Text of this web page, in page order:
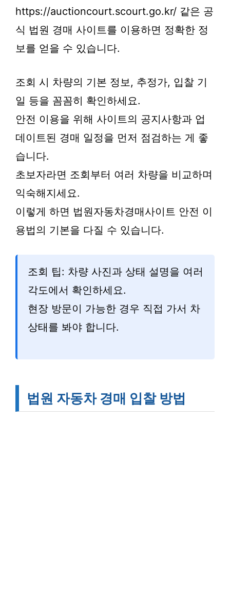
https://auctioncourt.scourt.go.kr/ 같은 공
식 법원 경매 사이트를 이용하면 정확한 정
보를 얻을 수 있습니다.
조회 시 차량의 기본 정보, 추정가, 입찰 기
일 등을 꼼꼼히 확인하세요.
안전 이용을 위해 사이트의 공지사항과 업
데이트된 경매 일정을 먼저 점검하는 게 좋
습니다.
초보자라면 조회부터 여러 차량을 비교하며
익숙해지세요.
이렇게 하면 법원자동차경매사이트 안전 이
용법의 기본을 다질 수 있습니다.
조회 팁: 차량 사진과 상태 설명을 여러
각도에서 확인하세요.
현장 방문이 가능한 경우 직접 가서 차
상태를 봐야 합니다.
법원 자동차 경매 입찰 방법